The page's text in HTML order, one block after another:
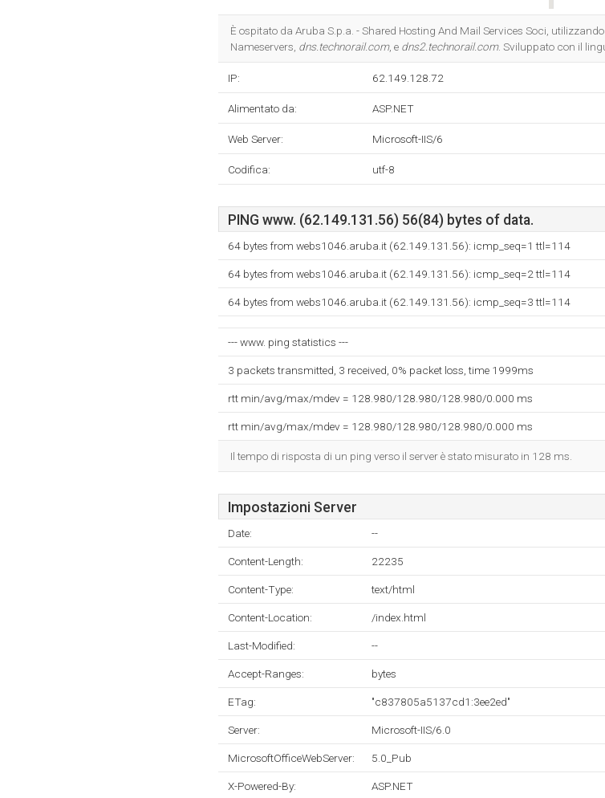
È ospitato da Aruba S.p.a. - Shared Hosting And Mail Services Soci,
Nameservers, dns.technorail.com, e dns2.technorail.com. Sviluppato con il
IP: 62.149.128.72
Alimentato da: ASP.NET
Web Server: Microsoft-IIS/6
Codifica: utf-8
PING www. (62.149.131.56) 56(84) bytes of data.
64 bytes from webs1046.aruba.it (62.149.131.56): icmp_seq=1 ttl=114
64 bytes from webs1046.aruba.it (62.149.131.56): icmp_seq=2 ttl=114
64 bytes from webs1046.aruba.it (62.149.131.56): icmp_seq=3 ttl=114
--- www. ping statistics ---
3 packets transmitted, 3 received, 0% packet loss, time 1999ms
rtt min/avg/max/mdev = 128.980/128.980/128.980/0.000 ms
rtt min/avg/max/mdev = 128.980/128.980/128.980/0.000 ms
Il tempo di risposta di un ping verso il server è stato misurato in 128 ms.
Impostazioni Server
Date: --
Content-Length: 22235
Content-Type: text/html
Content-Location: /index.html
Last-Modified: --
Accept-Ranges: bytes
ETag: "c837805a5137cd1:3ee2ed"
Server: Microsoft-IIS/6.0
MicrosoftOfficeWebServer: 5.0_Pub
X-Powered-By: ASP.NET